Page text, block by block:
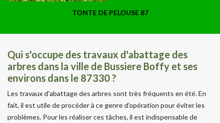
TONTE DE PELOUSE 87
Qui s'occupe des travaux d'abattage des
arbres dans la ville de Bussiere Boffy et ses
environs dans le 87330 ?
Les travaux d'abattage des arbres sont très fréquents en été. En
fait, il est utile de procéder à ce genre d'opération pour éviter les
problèmes. Pour les réaliser ces tâches, il est indispensable de